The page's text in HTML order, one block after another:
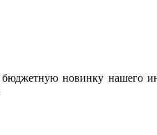
бюджетную новинку нашего